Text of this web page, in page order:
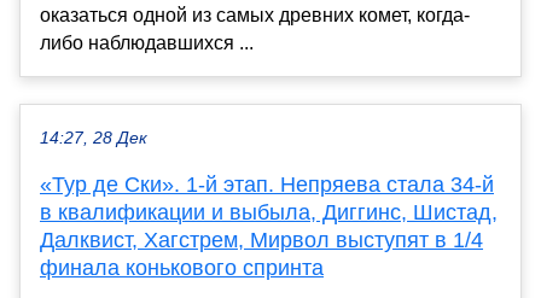
оказаться одной из самых древних комет, когда-
либо наблюдавшихся ...
14:27, 28 Дек
«Тур де Ски». 1-й этап. Непряева стала 34-й
в квалификации и выбыла, Диггинс, Шистад,
Далквист, Хагстрем, Мирвол выступят в 1/4
финала конькового спринта